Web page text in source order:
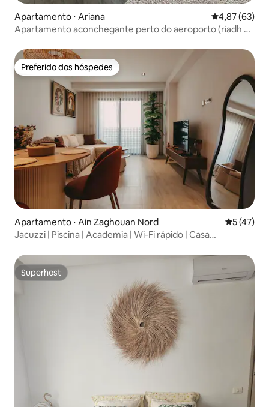
Apartamento ⋅ Ariana 4,87 de uma
4,87 (63)
Apartamento aconchegante perto do aeroporto (riadh el
Preferido dos hóspedes
Preferido dos hóspedes
Apartamento ⋅ Ain Zaghouan Nord 5 de uma
5 (47)
Jacuzzi | Piscina | Academia | Wi-Fi rápido | Casa
Superhost
Superhost